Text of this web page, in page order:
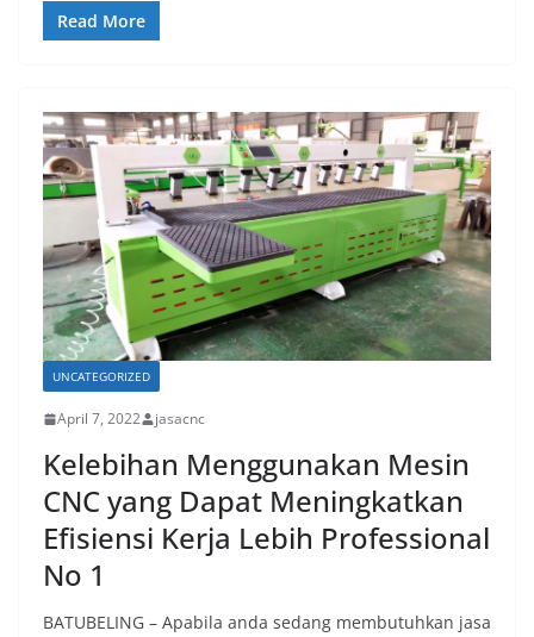
Read More
UNCATEGORIZED
April 7, 2022 jasacnc
Kelebihan Menggunakan Mesin
CNC yang Dapat Meningkatkan
Efisiensi Kerja Lebih Professional
No 1
BATUBELING – Apabila anda sedang membutuhkan jasa